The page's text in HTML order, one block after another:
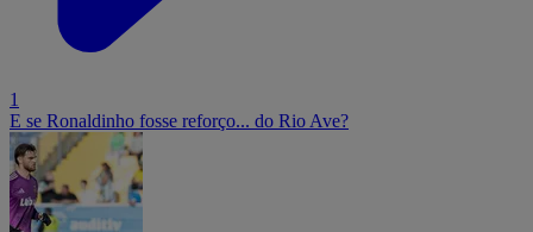
1
E se Ronaldinho fosse reforço... do Rio Ave?